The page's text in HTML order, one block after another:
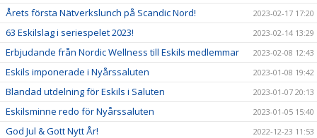
Årets första Nätverkslunch på Scandic Nord! 2023-02-17 17:20
63 Eskilslag i seriespelet 2023! 2023-02-14 13:29
Erbjudande från Nordic Wellness till Eskils medlemmar 2023-02-08 12:43
Eskils imponerade i Nyårssaluten 2023-01-08 19:42
Blandad utdelning för Eskils i Saluten 2023-01-07 20:13
Eskilsminne redo för Nyårssaluten 2023-01-05 15:40
God Jul & Gott Nytt År! 2022-12-23 11:53